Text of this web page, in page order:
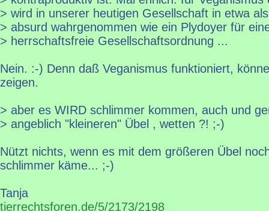
> wird in unserer heutigen Gesellschaft in etwa
> absurd wahrgenommen wie ein Plydoyer für
> herrschaftsfreie Gesellschaftsordnung ...
Nein. :-) Denn daß Veganismus funktioniert,
zeigen.
> aber es WIRD schlimmer kommen, auch und
> angeblich "kleineren" Übel , wetten ?! ;-)
Nützt nichts, wenn es mit dem größeren Übel
schlimmer käme... ;-)
Tanja
tierrechtsforen.de/5/2173/2198